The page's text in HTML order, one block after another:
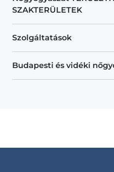
SZAKTERÜLETEK
Szolgáltatások
Budapesti és vidéki